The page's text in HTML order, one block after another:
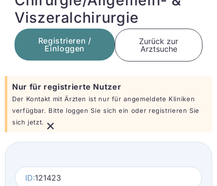
Viszeralchirurgie
Registrieren /
Einloggen
Zurück zur
Arztsuche
Nur für registrierte Nutzer
Der Kontakt mit Ärzten ist nur für angemeldete Kliniken
verfügbar. Bitte loggen Sie sich ein oder registrieren Sie
sich jetzt. ×
ID:121423